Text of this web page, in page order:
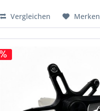
Vergleichen Merken